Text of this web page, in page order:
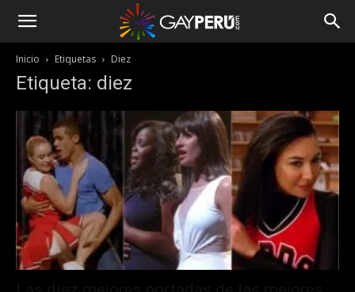
Inicio Etiquetas Diez
Etiqueta: diez